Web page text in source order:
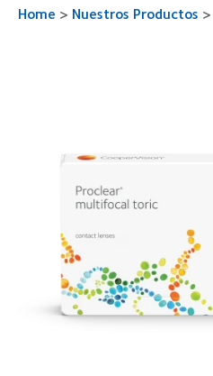
Home > Nuestros Productos >